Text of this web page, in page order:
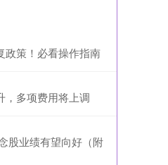
政策！必看操作指南
，多项费用将上调
股业绩有望向好（附